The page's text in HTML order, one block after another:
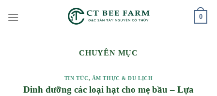
0
CHUYÊN MỤC
TIN TỨC, ẨM THỰC & DU LỊCH
Dinh dưỡng các loại hạt cho mẹ bầu – Lựa